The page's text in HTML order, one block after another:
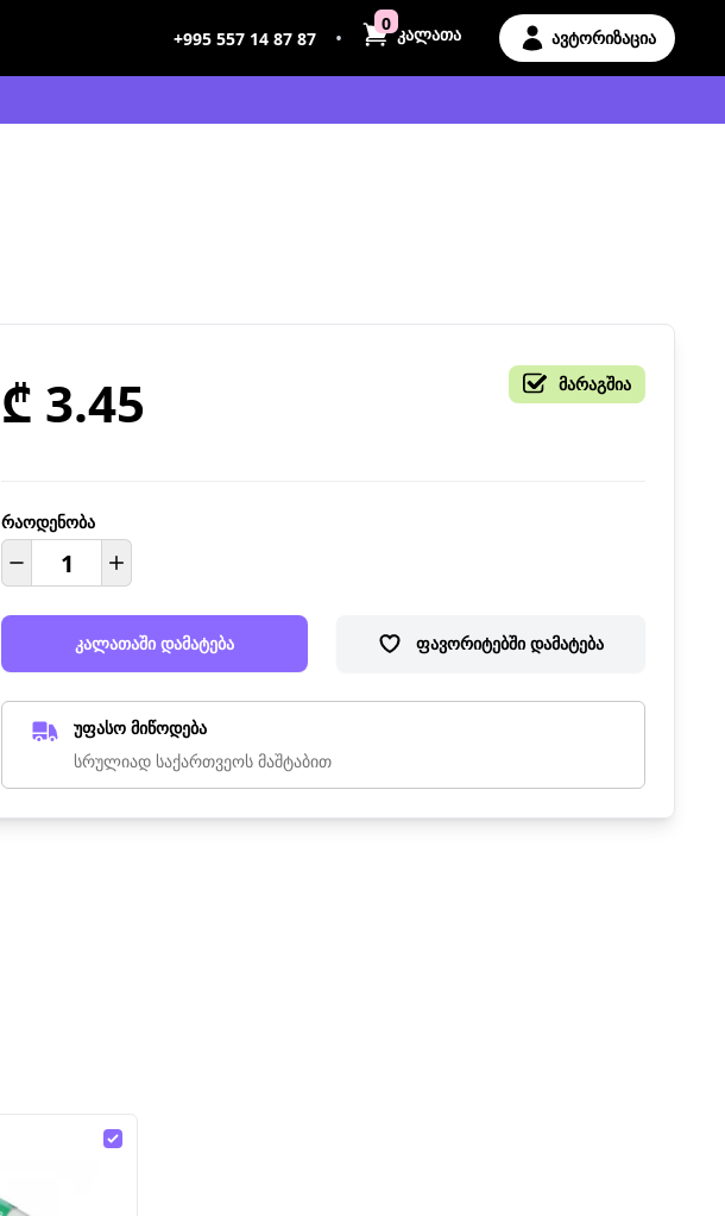
+995 557 14 87 87 •
0 კალათა ავტორიზაცია
₾ 3.45 მარაგშია
რაოდენობა
კალათაში დამატება ფავორიტებში დამატება
უფასო მიწოდება
სრულიად საქართვეოს მაშტაბით